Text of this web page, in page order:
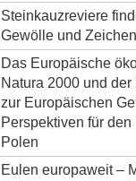
Steinkauzreviere
Gewölle und Zeichen
Das Europäische
Natura 2000 und
zur Europäischen
Perspektiven für
Polen
Eulen europaweit –